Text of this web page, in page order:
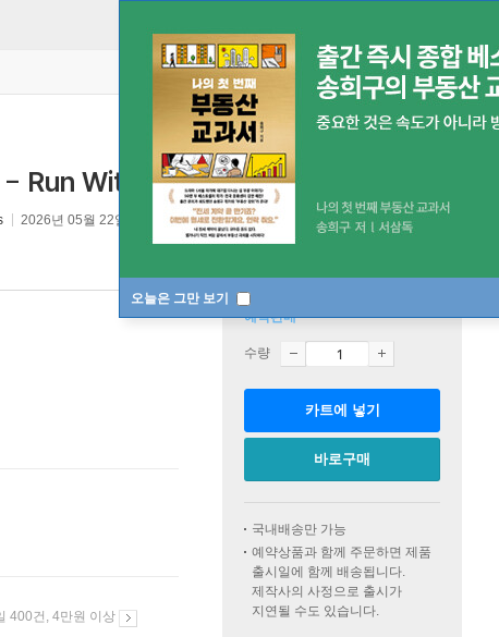
오늘은 그만 보기
Run With The Pack [SACD Hybrid]
2026년 05월 22일
400건, 4만원 이상
예약판매
수량
카트에 넣기
바로구매
국내배송만 가능
예약상품과 함께 주문하면 제품
출시일에 함께 배송됩니다.
제작사의 사정으로 출시가
지연될 수도 있습니다.